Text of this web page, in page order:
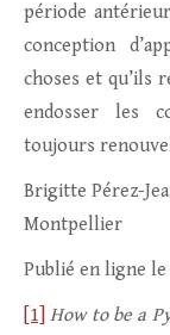
période
conception
choses et qu’ils
endosser les
toujours
Brigitte Pérez-
Montpellier
Publié en ligne
[1] How to be a